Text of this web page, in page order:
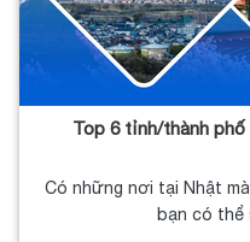
Top 6 tỉnh/thành
Có những nơi tại Nhật
bạn có